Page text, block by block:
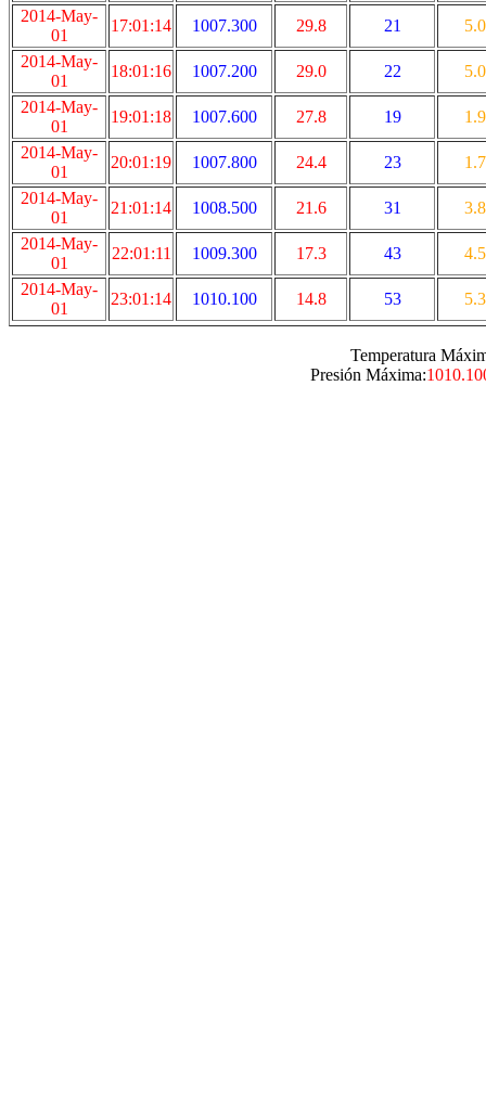
2014-May-
01
17:01:14 1007.300 29.8 21
5.0
2014-May-
01
18:01:16 1007.200 29.0 22
5.0
2014-May-
01
19:01:18 1007.600 27.8 19
1.9
2014-May-
01
20:01:19 1007.800 24.4 23
1.7
2014-May-
01
21:01:14 1008.500 21.6 31
3.8
2014-May-
01
22:01:11 1009.300 17.3 43
4.5
2014-May-
01
23:01:14 1010.100 14.8 53 5.3
Temperatura
Presión Máxima: